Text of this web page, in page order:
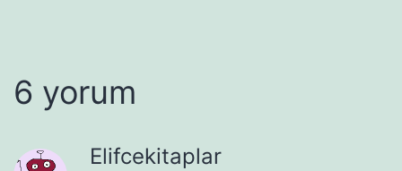
6 yorum
Elifcekitaplar